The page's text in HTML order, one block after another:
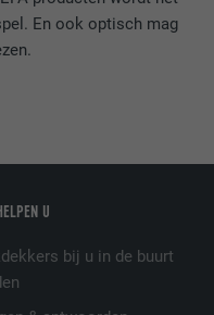
En ook optisch mag
U
bij u in de buurt
om op basis van de
bezoeker relevante